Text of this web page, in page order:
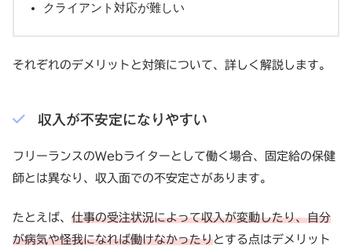
クライアント対応が難しい
それぞれのデメリットと対策について、詳しく解説します。
収入が不安定になりやすい
フリーランスのWebライターとして働く場合、固定給の保健
師とは異なり、収入面での不安定さがあります。
たとえば、 仕事の受注状況によって収入が変動したり、自分
が病気や怪我になれば働けなかったりとする点はデメリット